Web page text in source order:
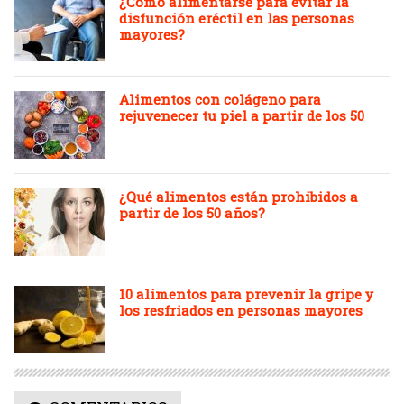
disfunción eréctil en las personas
mayores?
Alimentos con colágeno para
rejuvenecer tu piel a partir de los 50
¿Qué alimentos están prohibidos a
partir de los 50 años?
10 alimentos para prevenir la gripe y
los resfriados en personas mayores